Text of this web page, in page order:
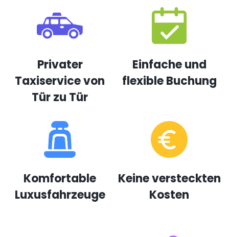
Privater
Taxiservice von
Tür zu Tür
Einfache und
flexible Buchung
Komfortable
Luxusfahrzeuge
Keine versteckten
Kosten